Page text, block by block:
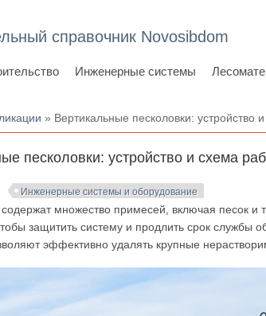
справочник Novosibdom
Инженерные системы
» Вертикальные песколовки: устройство
песколовки: устройство и схема
Инженерные системы и оборудование
множество примесей, включая песок и
защитить систему и продлить срок службы
эффективно удалять крупные